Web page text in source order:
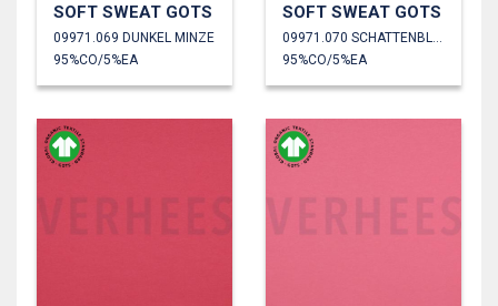
SOFT SWEAT GOTS
09971.069 DUNKEL MINZE
95%CO/5%EA
SOFT SWEAT GOTS
95%CO/5%EA